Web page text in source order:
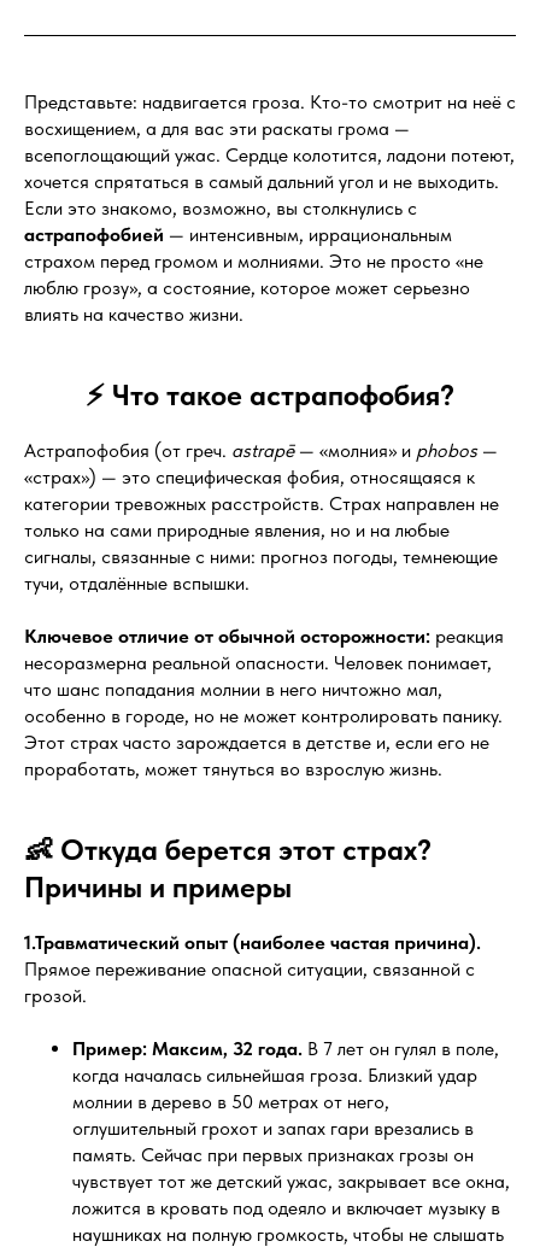
Представьте: надвигается гроза. Кто-то смотрит на неё с
восхищением, а для вас эти раскаты грома —
всепоглощающий ужас. Сердце колотится, ладони потеют,
хочется спрятаться в самый дальний угол и не выходить.
Если это знакомо, возможно, вы столкнулись с
астрапофобией — интенсивным, иррациональным
страхом перед громом и молниями. Это не просто «не
люблю грозу», а состояние, которое может серьезно
влиять на качество жизни.
⚡ Что такое астрапофобия?
Астрапофобия (от греч. astrapē— «молния» и phobos—
«страх») — это специфическая фобия, относящаяся к
категории тревожных расстройств. Страх направлен не
только на сами природные явления, но и на любые
сигналы, связанные с ними: прогноз погоды, темнеющие
тучи, отдалённые вспышки.
Ключевое отличие от обычной осторожности: реакция
несоразмерна реальной опасности. Человек понимает,
что шанс попадания молнии в него ничтожно мал,
особенно в городе, но не может контролировать панику.
Этот страх часто зарождается в детстве и, если его не
проработать, может тянуться во взрослую жизнь.
👶 Откуда берется этот страх?
Причины и примеры
1.Травматический опыт (наиболее частая причина).
Прямое переживание опасной ситуации, связанной с
грозой.
Пример: Максим, 32 года. В 7 лет он гулял в поле,
когда началась сильнейшая гроза. Близкий удар
молнии в дерево в 50 метрах от него,
оглушительный грохот и запах гари врезались в
память. Сейчас при первых признаках грозы он
чувствует тот же детский ужас, закрывает все окна,
ложится в кровать под одеяло и включает музыку в
наушниках на полную громкость, чтобы не слышать